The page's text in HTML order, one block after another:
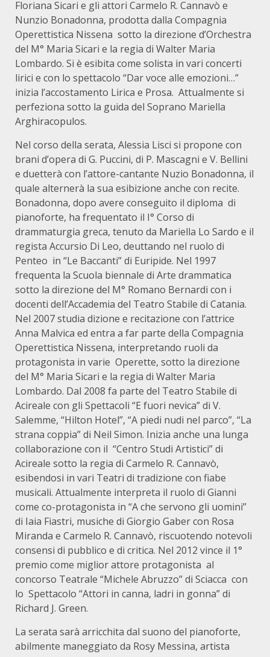
Floriana Sicari e gli attori Carmelo R. Cannavò e
Nunzio Bonadonna, prodotta dalla Compagnia
Operettistica Nissena sotto la direzione d’Orchestra
del M° Maria Sicari e la regia di Walter Maria
Lombardo. Si è esibita come solista in vari concerti
lirici e con lo spettacolo “Dar voce alle emozioni…”
inizia l’accostamento Lirica e Prosa. Attualmente si
perfeziona sotto la guida del Soprano Mariella
Arghiracopulos.
Nel corso della serata, Alessia Lisci si propone con
brani d’opera di G. Puccini, di P. Mascagni e V. Bellini
e duetterà con l’attore-cantante Nuzio Bonadonna, il
quale alternerà la sua esibizione anche con recite.
Bonadonna, dopo avere conseguito il diploma di
pianoforte, ha frequentato il I° Corso di
drammaturgia greca, tenuto da Mariella Lo Sardo e il
regista Accursio Di Leo, deuttando nel ruolo di
Penteo in “Le Baccanti” di Euripide. Nel 1997
frequenta la Scuola biennale di Arte drammatica
sotto la direzione del M° Romano Bernardi con i
docenti dell’Accademia del Teatro Stabile di Catania.
Nel 2007 studia dizione e recitazione con l’attrice
Anna Malvica ed entra a far parte della Compagnia
Operettistica Nissena, interpretando ruoli da
protagonista in varie Operette, sotto la direzione
del M° Maria Sicari e la regia di Walter Maria
Lombardo. Dal 2008 fa parte del Teatro Stabile di
Acireale con gli Spettacoli “E fuori nevica” di V.
Salemme, “Hilton Hotel”, “A piedi nudi nel parco”, “La
strana coppia” di Neil Simon. Inizia anche una lunga
collaborazione con il “Centro Studi Artistici” di
Acireale sotto la regia di Carmelo R. Cannavò,
esibendosi in vari Teatri di tradizione con fiabe
musicali. Attualmente interpreta il ruolo di Gianni
come co-protagonista in “A che servono gli uomini”
di Iaia Fiastri, musiche di Giorgio Gaber con Rosa
Miranda e Carmelo R. Cannavò, riscuotendo notevoli
consensi di pubblico e di critica. Nel 2012 vince il 1°
premio come miglior attore protagonista al
concorso Teatrale “Michele Abruzzo” di Sciacca con
lo Spettacolo “Attori in canna, ladri in gonna” di
Richard J. Green.
La serata sarà arricchita dal suono del pianoforte,
abilmente maneggiato da Rosy Messina, artista